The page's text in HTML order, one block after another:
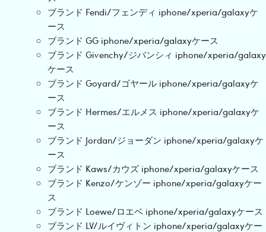
ブランド Fendi/フェンディ iphone/xperia/galaxyケ
ース
ブランド GG iphone/xperia/galaxyケース
ブランド Givenchy/ジバンシィ iphone/xperia/galaxy
ケース
ブランド Goyard/ゴヤール iphone/xperia/galaxyケ
ース
ブランド Hermes/エルメス iphone/xperia/galaxyケ
ース
ブランド Jordan/ジョーダン iphone/xperia/galaxyケ
ース
ブランド Kaws/カウズ iphone/xperia/galaxyケース
ブランド Kenzo/ケンゾー iphone/xperia/galaxyケー
ス
ブランド Loewe/ロエベ iphone/xperia/galaxyケース
ブランド LV/ルイヴィトン iphone/xperia/galaxyケー